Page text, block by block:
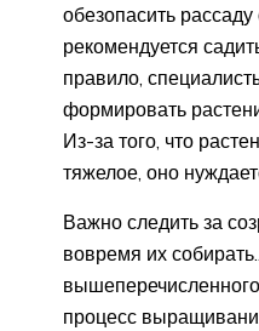
обезопасить
рекомендуется
правило,
формировать
Из-за того, что
тяжелое, оно
Важно следить за
вовремя их
процесс